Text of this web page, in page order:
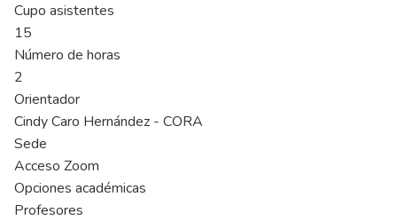
Cupo asistentes
15
Número de horas
2
Orientador
Cindy Caro Hernández - CORA
Sede
Acceso Zoom
Opciones académicas
Profesores